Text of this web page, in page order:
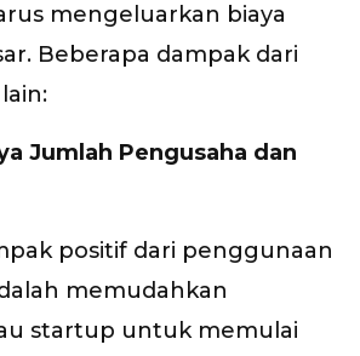
mengeluarkan biaya
Beberapa dampak dari
Jumlah Pengusaha dan
positif dari penggunaan
memudahkan
startup untuk memulai